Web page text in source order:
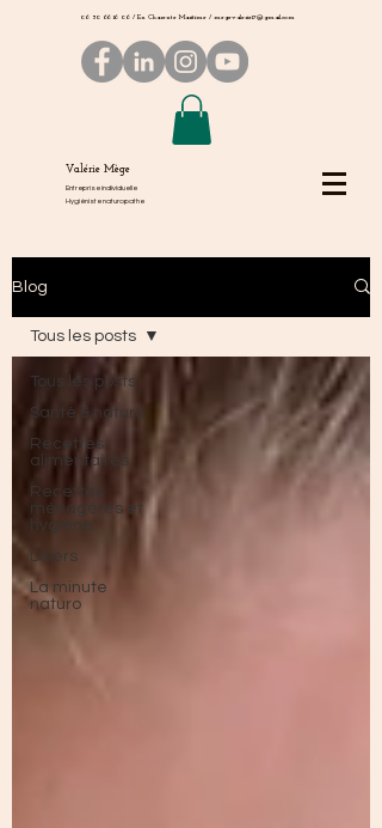
06 50 66 16 06 / En Charente Maritime / megevalerie17@gmail.com
Valérie Mège
Entreprise individuelle
Hygiéniste naturopathe
Blog
Tous les posts
Santé & naturo
Recettes
alimentaires
Recettes
ménagères et
hygiène
Divers
La minute
naturo
Tous les posts